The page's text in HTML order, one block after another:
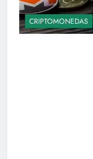
CRIPTOMONEDAS